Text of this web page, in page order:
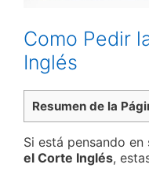
Como Pedir
Inglés
Resumen de la
Si está pensando
el Corte Inglés,